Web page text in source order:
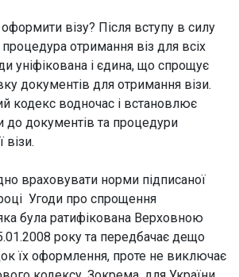
візу? Після вступу в силу
отримання віз для всіх
уніфікована і єдина, що спрощує
документів для отримання візи.
кодекс водночас і встановлює
до документів та процедури
візи.
враховувати норми підписаної
Угоди про спрощення
була ратифікована Верховною
року та передбачає дещо
їх оформлення, проте не виключає